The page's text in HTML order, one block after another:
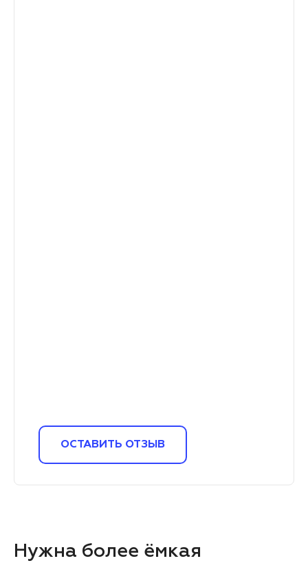
ОСТАВИТЬ ОТЗЫВ
Нужна более ёмкая